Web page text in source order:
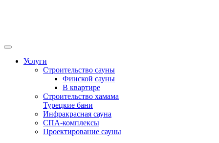
Услуги
Строительство сауны
Финской сауны
В квартире
Строительство хамама
Турецкие бани
Инфракрасная сауна
СПА-комплексы
Проектирование сауны